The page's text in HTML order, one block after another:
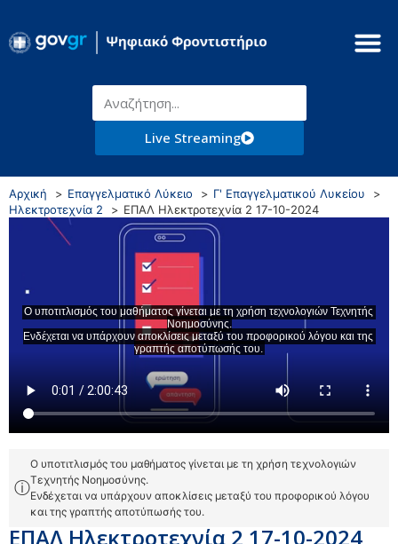
Live Streaming
Αρχική Επαγγελματικό Λύκειο
Γ' Επαγγελματικού Λυκείου
Ηλεκτροτεχνία 2
ΕΠΑΛ Ηλεκτροτεχνία 2 17-10-2024
ⓘ
Ο υποτιτλισμός του μαθήματος γίνεται με τη χρήση τεχνολογιών
Τεχνητής Νοημοσύνης.
Ενδέχεται να υπάρχουν αποκλίσεις μεταξύ του προφορικού λόγου
και της γραπτής αποτύπωσής του.
ΕΠΑΛ Ηλεκτροτεχνία 2 17-10-2024